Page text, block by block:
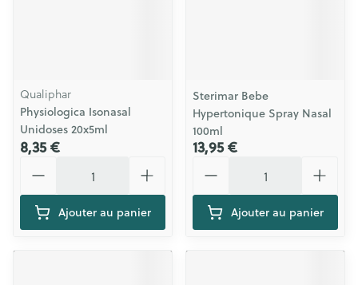
Qualiphar
Physiologica Isonasal
Unidoses 20x5ml
8,35 €
Ajouter au panier
Sterimar Bebe
Hypertonique Spray Nasal
100ml
13,95 €
Ajouter au panier